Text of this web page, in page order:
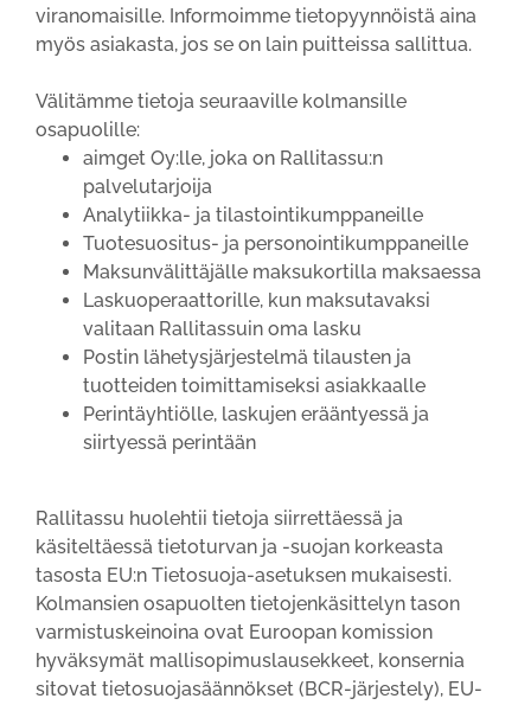
viranomaisille. Informoimme tietopyynnöistä aina
myös asiakasta, jos se on lain puitteissa sallittua.
Välitämme tietoja seuraaville kolmansille
osapuolille:
aimget Oy:lle, joka on Rallitassu:n
palvelutarjoija
Analytiikka- ja tilastointikumppaneille
Tuotesuositus- ja personointikumppaneille
Maksunvälittäjälle maksukortilla maksaessa
Laskuoperaattorille, kun maksutavaksi
valitaan Rallitassuin oma lasku
Postin lähetysjärjestelmä tilausten ja
tuotteiden toimittamiseksi asiakkaalle
Perintäyhtiölle, laskujen erääntyessä ja
siirtyessä perintään
Rallitassu huolehtii tietoja siirrettäessä ja
käsiteltäessä tietoturvan ja -suojan korkeasta
tasosta EU:n Tietosuoja-asetuksen mukaisesti.
Kolmansien osapuolten tietojenkäsittelyn tason
varmistuskeinoina ovat Euroopan komission
hyväksymät mallisopimuslausekkeet, konsernia
sitovat tietosuojasäännökset (BCR-järjestely), EU-